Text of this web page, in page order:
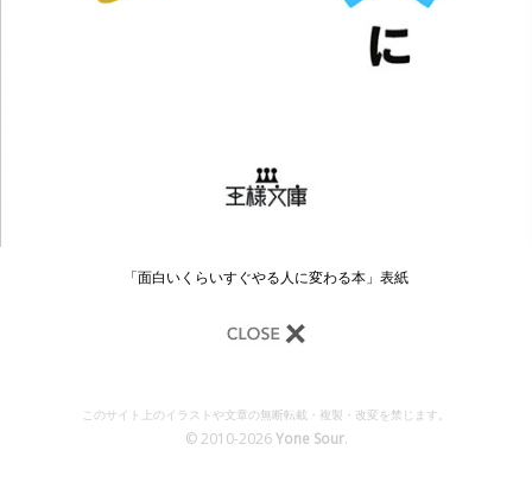
「面白いくらいすぐやる人に変わる本」表紙
このサイト上のイラストや文章の無断転載・複製・改変を禁じます。
© 2010-2026Yone Sour.